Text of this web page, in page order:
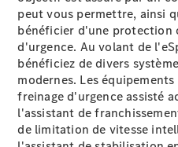
eCitan
Fourgon
Électrique
peut vous permettre, ainsi
bénéficier d'une protection
d'urgence. Au volant de
bénéficiez de divers
modernes. Les
freinage d'urgence assisté
l'assistant de
de limitation de vitesse